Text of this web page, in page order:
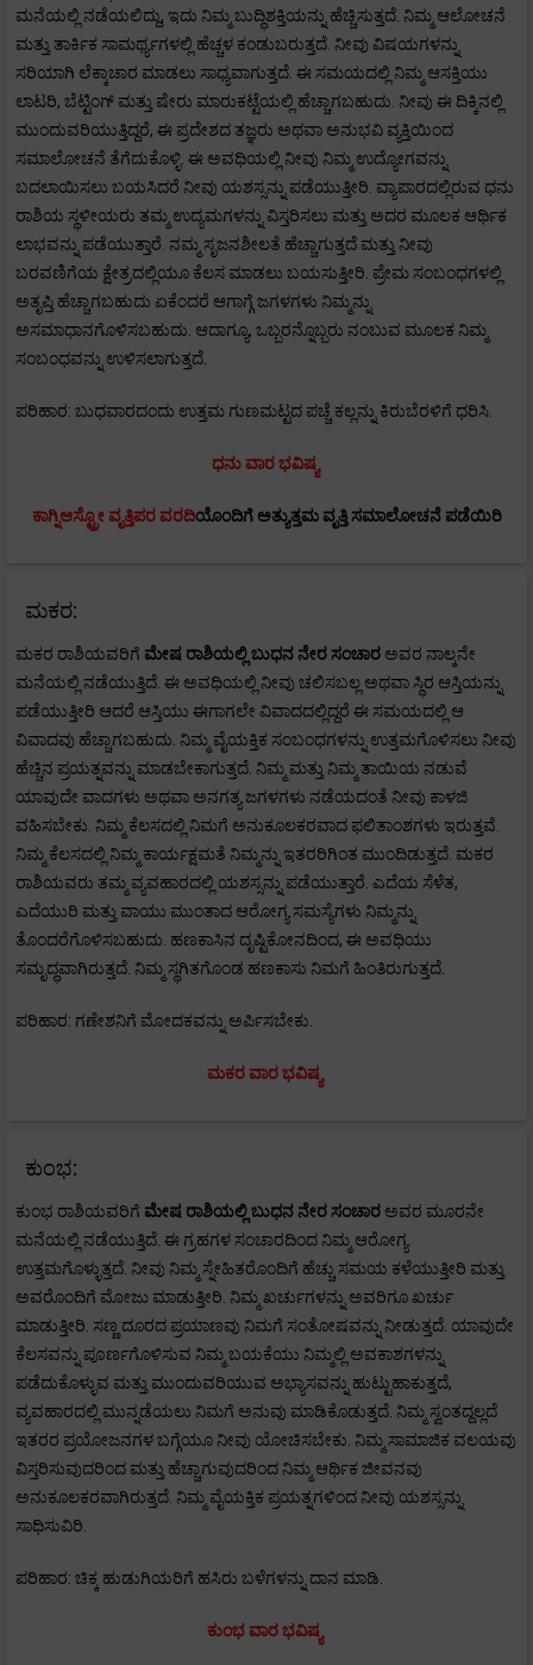
ಮನೆಯಲ್ಲಿ ನಡೆಯಲಿದ್ದು, ಇದು ನಿಮ್ಮ ಬುದ್ಧಿಶಕ್ತಿಯನ್ನು ಹೆಚ್ಚಿಸುತ್ತದೆ. ನಿಮ್ಮ ಆಲೋಚನೆ
ಮತ್ತು ತಾರ್ಕಿಕ ಸಾಮರ್ಥ್ಯಗಳಲ್ಲಿ ಹೆಚ್ಚಳ ಕಂಡುಬರುತ್ತದೆ. ನೀವು ವಿಷಯಗಳನ್ನು
ಸರಿಯಾಗಿ ಲೆಕ್ಕಾಚಾರ ಮಾಡಲು ಸಾಧ್ಯವಾಗುತ್ತದೆ. ಈ ಸಮಯದಲ್ಲಿ ನಿಮ್ಮ ಆಸಕ್ತಿಯು
ಲಾಟರಿ, ಬೆಟ್ಟಿಂಗ್ ಮತ್ತು ಷೇರು ಮಾರುಕಟ್ಟೆಯಲ್ಲಿ ಹೆಚ್ಚಾಗಬಹುದು. ನೀವು ಈ ದಿಕ್ಕಿನಲ್ಲಿ
ಮುಂದುವರಿಯುತ್ತಿದ್ದರೆ, ಈ ಪ್ರದೇಶದ ತಜ್ಞರು ಅಥವಾ ಅನುಭವಿ ವ್ಯಕ್ತಿಯಿಂದ
ಸಮಾಲೋಚನೆ ತೆಗೆದುಕೊಳ್ಳಿ. ಈ ಅವಧಿಯಲ್ಲಿ ನೀವು ನಿಮ್ಮ ಉದ್ಯೋಗವನ್ನು
ಬದಲಾಯಿಸಲು ಬಯಸಿದರೆ ನೀವು ಯಶಸ್ಸನ್ನು ಪಡೆಯುತ್ತೀರಿ. ವ್ಯಾಪಾರದಲ್ಲಿರುವ ಧನು
ರಾಶಿಯ ಸ್ಥಳೀಯರು ತಮ್ಮ ಉದ್ಯಮಗಳನ್ನು ವಿಸ್ತರಿಸಲು ಮತ್ತು ಅದರ ಮೂಲಕ ಆರ್ಥಿಕ
ಲಾಭವನ್ನು ಪಡೆಯುತ್ತಾರೆ. ನಮ್ಮ ಸೃಜನಶೀಲತೆ ಹೆಚ್ಚಾಗುತ್ತದೆ ಮತ್ತು ನೀವು
ಬರವಣಿಗೆಯ ಕ್ಷೇತ್ರದಲ್ಲಿಯೂ ಕೆಲಸ ಮಾಡಲು ಬಯಸುತ್ತೀರಿ. ಪ್ರೇಮ ಸಂಬಂಧಗಳಲ್ಲಿ
ಅತೃಪ್ತಿ ಹೆಚ್ಚಾಗಬಹುದು ಏಕೆಂದರೆ ಆಗಾಗ್ಗೆ ಜಗಳಗಳು ನಿಮ್ಮನ್ನು
ಅಸಮಾಧಾನಗೊಳಿಸಬಹುದು. ಆದಾಗ್ಯೂ, ಒಬ್ಬರನ್ನೊಬ್ಬರು ನಂಬುವ ಮೂಲಕ ನಿಮ್ಮ
ಸಂಬಂಧವನ್ನು ಉಳಿಸಲಾಗುತ್ತದೆ.
ಪರಿಹಾರ: ಬುಧವಾರದಂದು ಉತ್ತಮ ಗುಣಮಟ್ಟದ ಪಚ್ಚೆ ಕಲ್ಲನ್ನು ಕಿರುಬೆರಳಿಗೆ ಧರಿಸಿ.
ಧನು ವಾರ ಭವಿಷ್ಯ
ಕಾಗ್ನಿಆಸ್ಟ್ರೋ ವೃತ್ತಿಪರ ವರದಿಯೊಂದಿಗೆ ಅತ್ಯುತ್ತಮ ವೃತ್ತಿ ಸಮಾಲೋಚನೆ ಪಡೆಯಿರಿ
ಮಕರ:
ಮಕರ ರಾಶಿಯವರಿಗೆ ಮೇಷ ರಾಶಿಯಲ್ಲಿ ಬುಧನ ನೇರ ಸಂಚಾರ ಅವರ ನಾಲ್ಕನೇ
ಮನೆಯಲ್ಲಿ ನಡೆಯುತ್ತಿದೆ. ಈ ಅವಧಿಯಲ್ಲಿ ನೀವು ಚಲಿಸಬಲ್ಲ ಅಥವಾ ಸ್ಥಿರ ಆಸ್ತಿಯನ್ನು
ಪಡೆಯುತ್ತೀರಿ ಆದರೆ ಆಸ್ತಿಯು ಈಗಾಗಲೇ ವಿವಾದದಲ್ಲಿದ್ದರೆ ಈ ಸಮಯದಲ್ಲಿ ಆ
ವಿವಾದವು ಹೆಚ್ಚಾಗಬಹುದು. ನಿಮ್ಮ ವೈಯಕ್ತಿಕ ಸಂಬಂಧಗಳನ್ನು ಉತ್ತಮಗೊಳಿಸಲು ನೀವು
ಹೆಚ್ಚಿನ ಪ್ರಯತ್ನವನ್ನು ಮಾಡಬೇಕಾಗುತ್ತದೆ. ನಿಮ್ಮ ಮತ್ತು ನಿಮ್ಮ ತಾಯಿಯ ನಡುವೆ
ಯಾವುದೇ ವಾದಗಳು ಅಥವಾ ಅನಗತ್ಯ ಜಗಳಗಳು ನಡೆಯದಂತೆ ನೀವು ಕಾಳಜಿ
ವಹಿಸಬೇಕು. ನಿಮ್ಮ ಕೆಲಸದಲ್ಲಿ ನಿಮಗೆ ಅನುಕೂಲಕರವಾದ ಫಲಿತಾಂಶಗಳು ಇರುತ್ತವೆ.
ನಿಮ್ಮ ಕೆಲಸದಲ್ಲಿ ನಿಮ್ಮ ಕಾರ್ಯಕ್ಷಮತೆ ನಿಮ್ಮನ್ನು ಇತರರಿಗಿಂತ ಮುಂದಿಡುತ್ತದೆ. ಮಕರ
ರಾಶಿಯವರು ತಮ್ಮ ವ್ಯವಹಾರದಲ್ಲಿ ಯಶಸ್ಸನ್ನು ಪಡೆಯುತ್ತಾರೆ. ಎದೆಯ ಸೆಳೆತ,
ಎದೆಯುರಿ ಮತ್ತು ವಾಯು ಮುಂತಾದ ಆರೋಗ್ಯ ಸಮಸ್ಯೆಗಳು ನಿಮ್ಮನ್ನು
ತೊಂದರೆಗೊಳಿಸಬಹುದು. ಹಣಕಾಸಿನ ದೃಷ್ಟಿಕೋನದಿಂದ, ಈ ಅವಧಿಯು
ಸಮೃದ್ಧವಾಗಿರುತ್ತದೆ. ನಿಮ್ಮ ಸ್ಥಗಿತಗೊಂಡ ಹಣಕಾಸು ನಿಮಗೆ ಹಿಂತಿರುಗುತ್ತದೆ.
ಪರಿಹಾರ: ಗಣೇಶನಿಗೆ ಮೋದಕವನ್ನು ಅರ್ಪಿಸಬೇಕು.
ಮಕರ ವಾರ ಭವಿಷ್ಯ
ಕುಂಭ:
ಕುಂಭ ರಾಶಿಯವರಿಗೆ ಮೇಷ ರಾಶಿಯಲ್ಲಿ ಬುಧನ ನೇರ ಸಂಚಾರ ಅವರ ಮೂರನೇ
ಮನೆಯಲ್ಲಿ ನಡೆಯುತ್ತಿದೆ. ಈ ಗ್ರಹಗಳ ಸಂಚಾರದಿಂದ ನಿಮ್ಮ ಆರೋಗ್ಯ
ಉತ್ತಮಗೊಳ್ಳುತ್ತದೆ. ನೀವು ನಿಮ್ಮ ಸ್ನೇಹಿತರೊಂದಿಗೆ ಹೆಚ್ಚು ಸಮಯ ಕಳೆಯುತ್ತೀರಿ ಮತ್ತು
ಅವರೊಂದಿಗೆ ಮೋಜು ಮಾಡುತ್ತೀರಿ. ನಿಮ್ಮ ಖರ್ಚುಗಳನ್ನು ಅವರಿಗೂ ಖರ್ಚು
ಮಾಡುತ್ತೀರಿ. ಸಣ್ಣ ದೂರದ ಪ್ರಯಾಣವು ನಿಮಗೆ ಸಂತೋಷವನ್ನು ನೀಡುತ್ತದೆ. ಯಾವುದೇ
ಕೆಲಸವನ್ನು ಪೂರ್ಣಗೊಳಿಸುವ ನಿಮ್ಮ ಬಯಕೆಯು ನಿಮ್ಮಲ್ಲಿ ಅವಕಾಶಗಳನ್ನು
ಪಡೆದುಕೊಳ್ಳುವ ಮತ್ತು ಮುಂದುವರಿಯುವ ಅಭ್ಯಾಸವನ್ನು ಹುಟ್ಟುಹಾಕುತ್ತದೆ,
ವ್ಯವಹಾರದಲ್ಲಿ ಮುನ್ನಡೆಯಲು ನಿಮಗೆ ಅನುವು ಮಾಡಿಕೊಡುತ್ತದೆ. ನಿಮ್ಮ ಸ್ವಂತದ್ದಲ್ಲದೆ
ಇತರರ ಪ್ರಯೋಜನಗಳ ಬಗ್ಗೆಯೂ ನೀವು ಯೋಚಿಸಬೇಕು. ನಿಮ್ಮ ಸಾಮಾಜಿಕ ವಲಯವು
ವಿಸ್ತರಿಸುವುದರಿಂದ ಮತ್ತು ಹೆಚ್ಚಾಗುವುದರಿಂದ ನಿಮ್ಮ ಆರ್ಥಿಕ ಜೀವನವು
ಅನುಕೂಲಕರವಾಗಿರುತ್ತದೆ. ನಿಮ್ಮ ವೈಯಕ್ತಿಕ ಪ್ರಯತ್ನಗಳಿಂದ ನೀವು ಯಶಸ್ಸನ್ನು
ಸಾಧಿಸುವಿರಿ.
ಪರಿಹಾರ: ಚಿಕ್ಕ ಹುಡುಗಿಯರಿಗೆ ಹಸಿರು ಬಳೆಗಳನ್ನು ದಾನ ಮಾಡಿ.
ಕುಂಭ ವಾರ ಭವಿಷ್ಯ